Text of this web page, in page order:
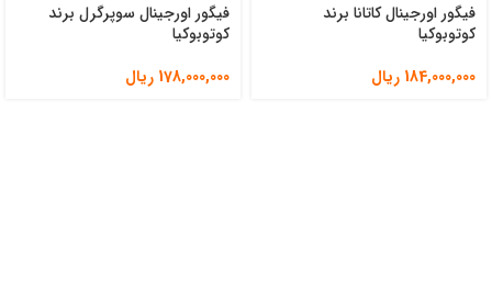
فیگور اورجینال کاتانا برند
کوتوبوکیا
184,000,000 ریال
فیگور اورجینال سوپرگرل برند
کوتوبوکیا
178,000,000 ریال